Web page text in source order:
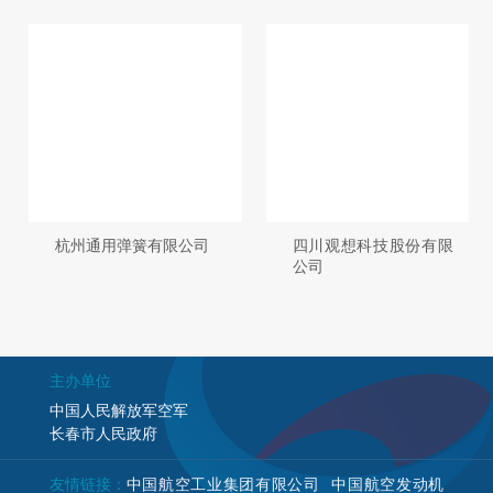
杭州通用弹簧有限公司
四川观想科技股份有限
公司
主办单位
中国人民解放军空军
长春市人民政府
友情链接： 中国航空工业集团有限公司 中国航空发动机